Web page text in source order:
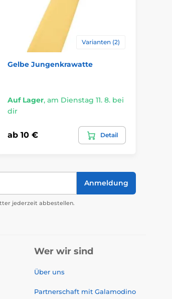
Varianten (2)
Gelbe Jungenkrawatte
Auf Lager, am Dienstag 11. 8. bei
dir
ab 10 € Detail
Anmeldung
jederzeit abbestellen.
Wer wir sind
Über uns
Partnerschaft mit Galamodino